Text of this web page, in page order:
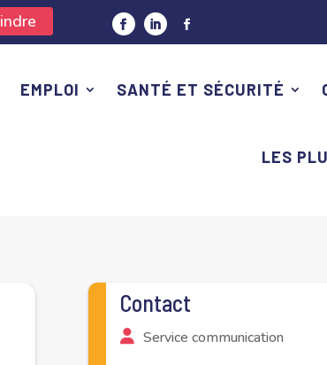
EMPLOI SANTÉ ET SÉCURITÉ
LES
Contact
Service communication